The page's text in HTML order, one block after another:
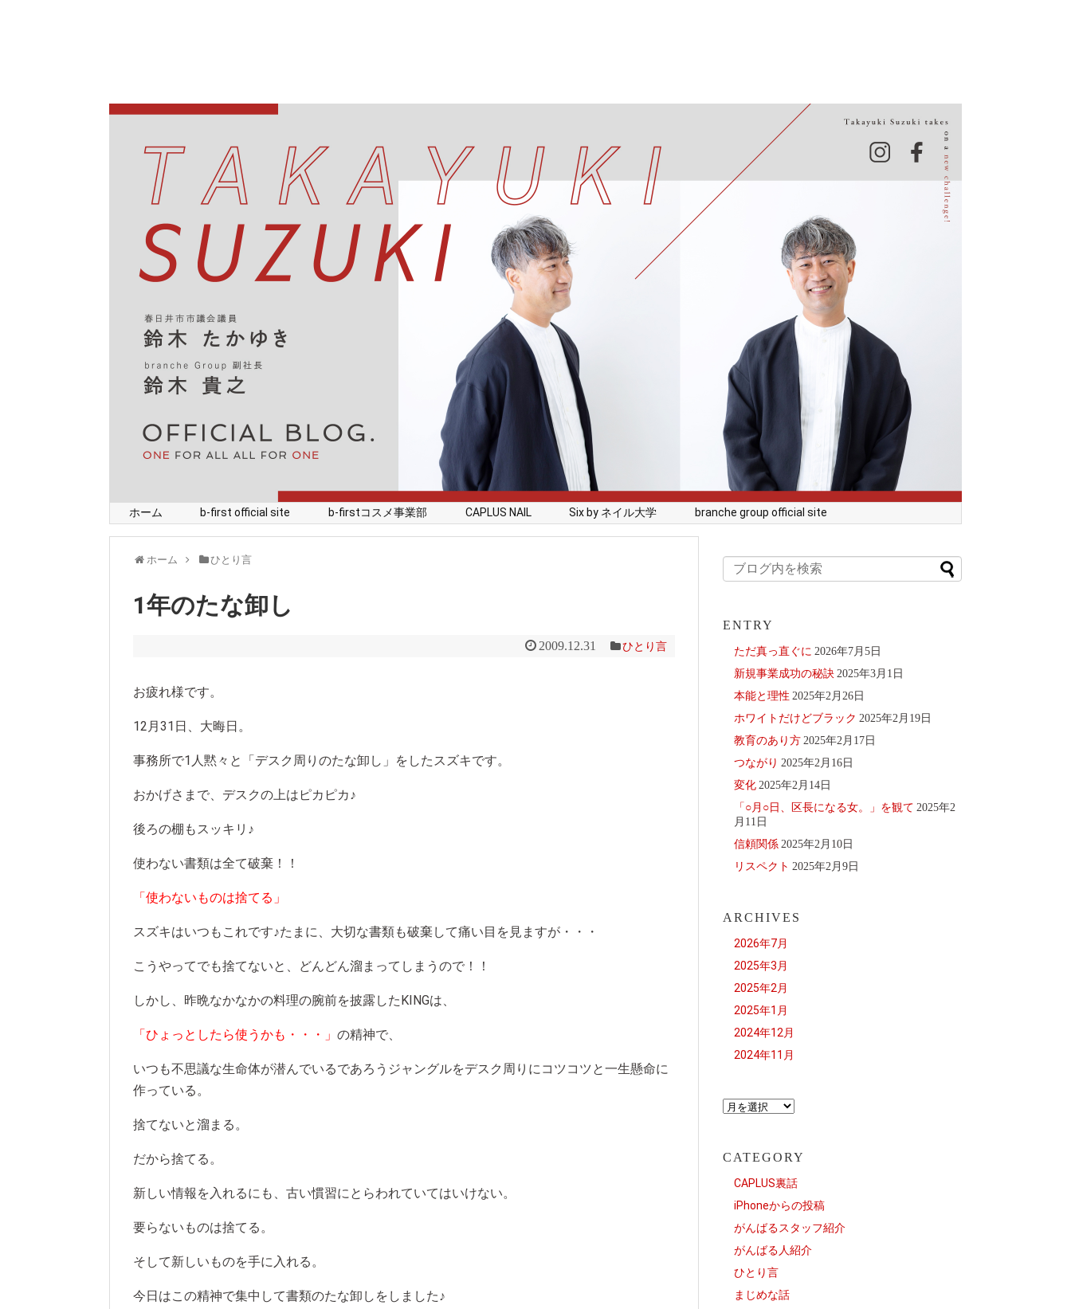
ホーム b-first official site b-firstコスメ事業部 CAPLUS NAIL Six by ネイル大学 branche group official site
ホーム ひとり言
1年のたな卸し
2009.12.31 ひとり言
お疲れ様です。
12月31日、大晦日。
事務所で1人黙々と「デスク周りのたな卸し」をしたスズキです。
おかげさまで、デスクの上はピカピカ♪
後ろの棚もスッキリ♪
使わない書類は全て破棄！！
「使わないものは捨てる」
スズキはいつもこれです♪たまに、大切な書類も破棄して痛い目を見ますが・・・
こうやってでも捨てないと、どんどん溜まってしまうので！！
しかし、昨晩なかなかの料理の腕前を披露したKINGは、
「ひょっとしたら使うかも・・・」 の精神で、
いつも不思議な生命体が潜んでいるであろうジャングルをデスク周りにコツコツと一生懸命に
作っている。
捨てないと溜まる。
だから捨てる。
新しい情報を入れるにも、古い慣習にとらわれていてはいけない。
要らないものは捨てる。
そして新しいものを手に入れる。
今日はこの精神で集中して書類のたな卸しをしました♪
ENTRY
ただ真っ直ぐに 2026年7月5日
新規事業成功の秘訣 2025年3月1日
本能と理性 2025年2月26日
ホワイトだけどブラック 2025年2月19日
教育のあり方 2025年2月17日
つながり 2025年2月16日
変化 2025年2月14日
「○月○日、区長になる女。」を観て 2025年2
月11日
信頼関係 2025年2月10日
リスペクト 2025年2月9日
ARCHIVES
2026年7月
2025年3月
2025年2月
2025年1月
2024年12月
2024年11月
CATEGORY
CAPLUS裏話
iPhoneからの投稿
がんばるスタッフ紹介
がんばる人紹介
ひとり言
まじめな話